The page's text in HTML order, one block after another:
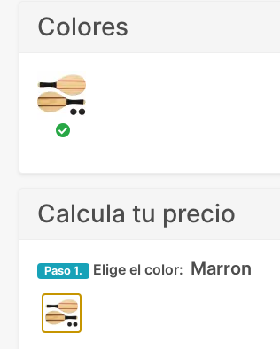
Colores
Calcula tu precio
Paso 1. Elige el color: Marron